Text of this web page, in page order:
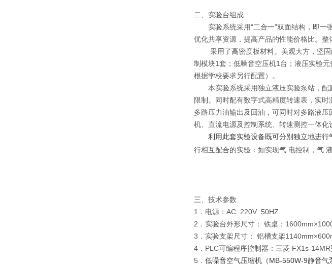
二、实验台组成
实验系统采用“二合一”双面结构，即一
优化共享资源，提高产品的性能价格比。整
采用了高密度板材料。美观大方，坚
制模块1套；低噪音空压机1台；液压实验
根据学校要求另行配置）。
本实验系统采用独立液压实验泵站，配
限制。同时配有数字式高精度转速表，实
多路压力油输出及回油，可同时对多路液
机、直流电源及控制系统、转速测控一体化
利用此套实验设备既可分别独立地进行
行相互配合的实验：如实现气-电控制，气-
三、技术参数
1．电源：AC: 220V 50HZ
2．实验台外形尺寸： 铁桌：
3．实验支架尺寸： 铝槽支架
4．PLC可编程序控制器：三菱 FX1s-
5． 低噪音空气压缩机（MB-550W-9静音气